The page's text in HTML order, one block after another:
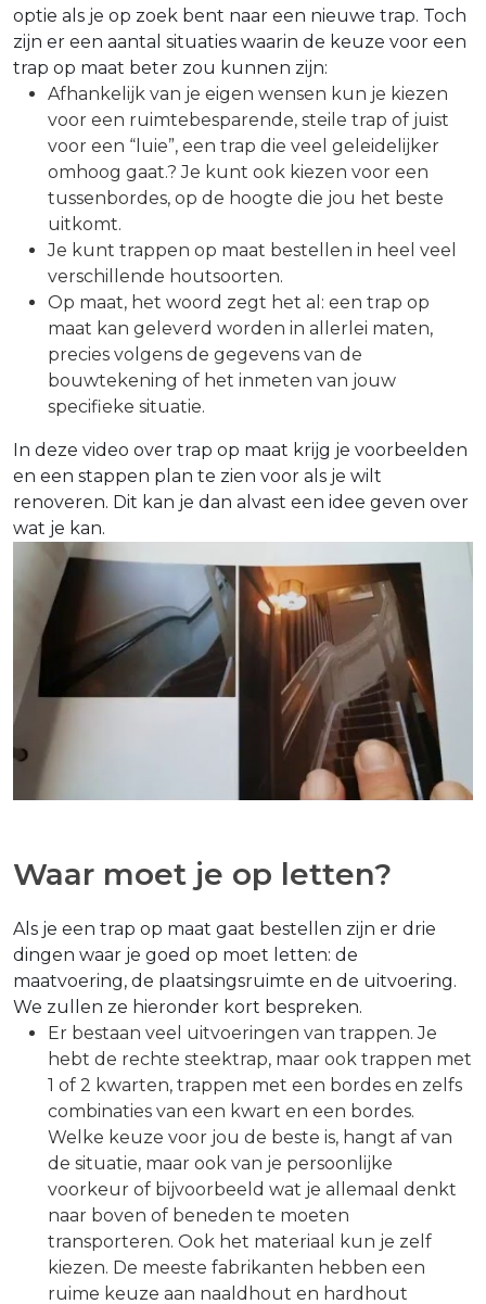
optie als je op zoek bent naar een nieuwe trap. Toch
zijn er een aantal situaties waarin de keuze voor een
trap op maat beter zou kunnen zijn:
Afhankelijk van je eigen wensen kun je kiezen
voor een ruimtebesparende, steile trap of juist
voor een “luie”, een trap die veel geleidelijker
omhoog gaat.? Je kunt ook kiezen voor een
tussenbordes, op de hoogte die jou het beste
uitkomt.
Je kunt trappen op maat bestellen in heel veel
verschillende houtsoorten.
Op maat, het woord zegt het al: een trap op
maat kan geleverd worden in allerlei maten,
precies volgens de gegevens van de
bouwtekening of het inmeten van jouw
specifieke situatie.
In deze video over trap op maat krijg je voorbeelden
en een stappen plan te zien voor als je wilt
renoveren. Dit kan je dan alvast een idee geven over
wat je kan.
Waar moet je op letten?
Als je een trap op maat gaat bestellen zijn er drie
dingen waar je goed op moet letten: de
maatvoering, de plaatsingsruimte en de uitvoering.
We zullen ze hieronder kort bespreken.
Er bestaan veel uitvoeringen van trappen. Je
hebt de rechte steektrap, maar ook trappen met
1 of 2 kwarten, trappen met een bordes en zelfs
combinaties van een kwart en een bordes.
Welke keuze voor jou de beste is, hangt af van
de situatie, maar ook van je persoonlijke
voorkeur of bijvoorbeeld wat je allemaal denkt
naar boven of beneden te moeten
transporteren. Ook het materiaal kun je zelf
kiezen. De meeste fabrikanten hebben een
ruime keuze aan naaldhout en hardhout